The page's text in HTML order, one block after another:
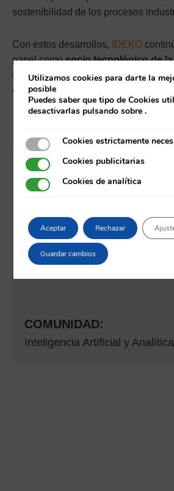
sostenibilidad de los procesos
Con estos desarrollos, IDEKO
papel comosocio tecnológico de
impulsando procesos de fabricación
eficientes, precisos y sostenibles.
COMUNIDAD:
Inteligencia Artificial y
Utilizamos cookies para darte la
posible
Puedes saber que tipo de Cookies
desactivarlas pulsando sobre.
Cookies estrictamente
Cookies estrictamente
Cookies publicitarias
Cookies publicitarias
Cookies de analítica
Cookies de analítica
Aceptar Rechazar
Guardar cambios